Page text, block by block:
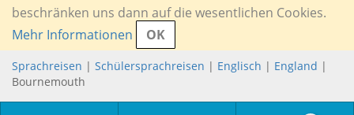
beschränken uns dann auf die wesentlichen Cookies.
Mehr Informationen
OK
Sprachreisen | Schülersprachreisen | Englisch | England |
Bournemouth